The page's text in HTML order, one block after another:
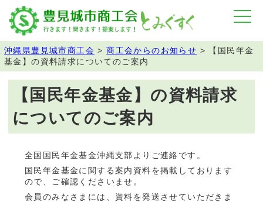
沖縄県豊見城市商工会 >商工会からのお知らせ >
【国民年金
基金】の資料請求についてのご案内
【国民年金基金】の資料請求
についてのご案内
全国国民年金基金沖縄支部よりご連絡です。
国民年金基金に関する案内資料を掲載しております
ので、ご確認くださいませ。
会員のみなさまには、資料を発送させていただきま